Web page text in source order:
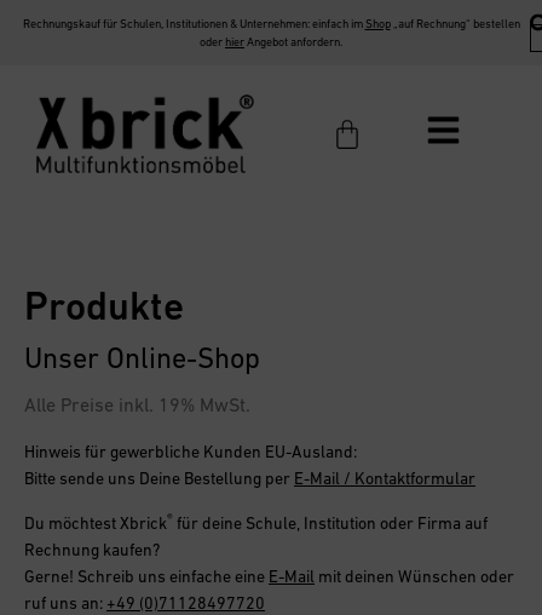
Rechnungskauf für Schulen, Institutionen & Unternehmen: einfach im Shop„auf Rechnung“ bestellen
oder hier Angebot anfordern.
Hinweis für gewerbliche Kunden EU-Ausland:
Bitte sende uns Deine Bestellung per E-Mail / Kontaktformular
Du möchtest Xbrick® für deine Schule, Institution oder Firma auf
Rechnung kaufen?
Gerne! Schreib uns einfache eine E-Mail mit deinen Wünschen oder
ruf uns an: +49 (0)71128497720
Produkte
Unser Online-Shop
Alle Preise inkl. 19% MwSt.